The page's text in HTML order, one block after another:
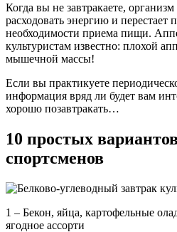
Когда вы не завтракаете,
расходовать энергию и перестает
необходимости приема пищи.
культуристам известно: плохой
мышечной массы!
Если вы практикуете
информация вряд ли будет вам
хорошо позавтракать…
10 простых
спортсменов
1 – Бекон, яйца, картофельные
ягодное ассорти